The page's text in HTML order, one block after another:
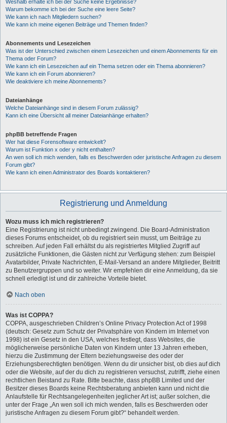
Weshalb erhalte ich bei der Suche keine Ergebnisse?
Warum bekomme ich bei der Suche eine leere Seite?
Wie kann ich nach Mitgliedern suchen?
Wie kann ich meine eigenen Beiträge und Themen finden?
Abonnements und Lesezeichen
Was ist der Unterschied zwischen einem Lesezeichen und einem Abonnements für ein
Thema oder Forum?
Wie kann ich ein Lesezeichen auf ein Thema setzen oder ein Thema abonnieren?
Wie kann ich ein Forum abonnieren?
Wie deaktiviere ich meine Abonnements?
Dateianhänge
Welche Dateianhänge sind in diesem Forum zulässig?
Kann ich eine Übersicht all meiner Dateianhänge erhalten?
phpBB betreffende Fragen
Wer hat diese Forensoftware entwickelt?
Warum ist Funktion x oder y nicht enthalten?
An wen soll ich mich wenden, falls es Beschwerden oder juristische Anfragen zu diesem
Forum gibt?
Wie kann ich einen Administrator des Boards kontaktieren?
Registrierung und Anmeldung
Wozu muss ich mich registrieren?
Eine Registrierung ist nicht unbedingt zwingend. Die Board-Administration
dieses Forums entscheidet, ob du registriert sein musst, um Beiträge zu
schreiben. Auf jeden Fall erhältst du als registriertes Mitglied Zugriff auf
zusätzliche Funktionen, die Gästen nicht zur Verfügung stehen: zum Beispiel
Avatarbilder, Private Nachrichten, E-Mail-Versand an andere Mitglieder, Beitritt
zu Benutzergruppen und so weiter. Wir empfehlen dir eine Anmeldung, da sie
schnell erledigt ist und dir zahlreiche Vorteile bietet.
Nach oben
Was ist COPPA?
COPPA, ausgeschrieben Children’s Online Privacy Protection Act of 1998
(deutsch: Gesetz zum Schutz der Privatsphäre von Kindern im Internet von
1998) ist ein Gesetz in den USA, welches festlegt, dass Websites, die
möglicherweise persönliche Daten von Kindern unter 13 Jahren erheben,
hierzu die Zustimmung der Eltern beziehungsweise des oder der
Erziehungsberechtigten benötigen. Wenn du dir unsicher bist, ob dies auf dich
oder die Website, auf der du dich zu registrieren versuchst, zutrifft, ziehe einen
rechtlichen Beistand zu Rate. Bitte beachte, dass phpBB Limited und der
Besitzer dieses Boards keine Rechtsberatung anbieten kann und nicht die
Anlaufstelle für Rechtsangelegenheiten jeglicher Art ist; außer solchen, die
unter der Frage „An wen soll ich mich wenden, falls es Beschwerden oder
juristische Anfragen zu diesem Forum gibt?“ behandelt werden.